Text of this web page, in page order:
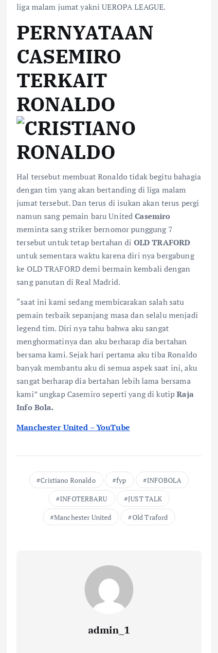
liga malam jumat yakni UEROPA LEAGUE.
PERNYATAAN
CASEMIRO
TERKAIT
RONALDO
Hal tersebut membuat Ronaldo tidak begitu bahagia
dengan tim yang akan bertanding di liga malam
jumat tersebut. Dan terus di isukan akan terus pergi
namun sang pemain baru UnitedCasemiro
meminta sang striker bernomor punggung 7
tersebut untuk tetap bertahan di OLD TRAFORD
untuk sementara waktu karena diri nya bergabung
ke OLD TRAFORD demi bermain kembali dengan
sang panutan di Real Madrid.
“saat ini kami sedang membicarakan salah satu
pemain terbaik sepanjang masa dan selalu menjadi
legend tim. Diri nya tahu bahwa aku sangat
menghormatinya dan aku berharap dia bertahan
bersama kami. Sejak hari pertama aku tiba Ronaldo
banyak membantu aku di semua aspek saat ini, aku
sangat berharap dia bertahan lebih lama bersama
kami” ungkap Casemiro seperti yang di kutipRaja
Info Bola.
Manchester United – YouTube
Cristiano Ronaldo fyp
INFOBOLA
INFOTERBARU
JUST TALK
Manchester United
Old Traford
admin_1